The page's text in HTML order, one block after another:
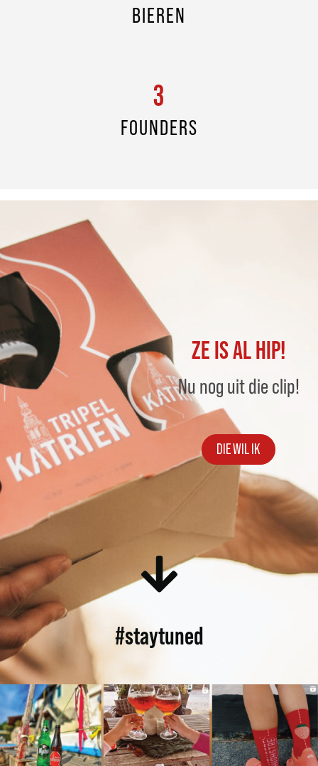
BIEREN
3
FOUNDERS
ZE IS AL HIP!
Nu nog uit die clip!
DIE WIL IK
#staytuned